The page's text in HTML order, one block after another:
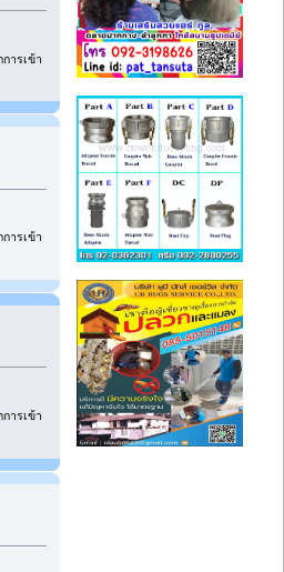
ารเข้า
ารเข้า
ารเข้า